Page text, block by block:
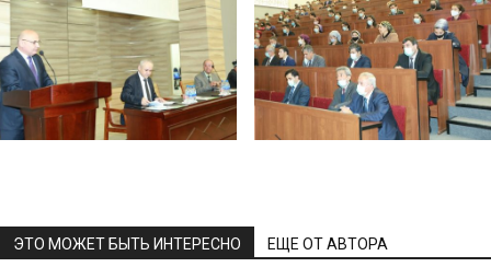
ЭТО МОЖЕТ БЫТЬ ИНТЕРЕСНО ЕЩЕ ОТ АВТОРА